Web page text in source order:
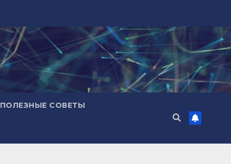
ПОЛЕЗНЫЕ СОВЕТЫ